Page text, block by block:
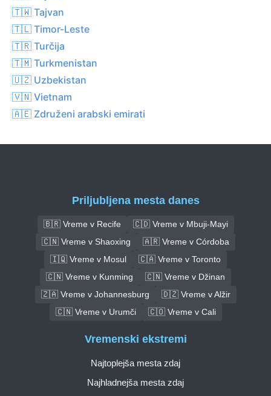
🇹🇼 Tajvan
🇹🇱 Timor-Leste
🇹🇷 Turčija
🇹🇲 Turkmenistan
🇺🇿 Uzbekistan
🇻🇳 Vietnam
🇦🇪 Združeni arabski emirati
Priljubljena mesta danes
🇧🇷 Vreme v Recife
🇨🇩 Vreme v Mbuji-Mayi
🇨🇳 Vreme v Shaoxing
🇦🇷 Vreme v Córdoba
🇮🇶 Vreme v Mosul
🇨🇦 Vreme v Toronto
🇨🇳 Vreme v Kunming
🇨🇳 Vreme v Džinan
🇿🇦 Vreme v Johannesburg
🇩🇿 Vreme v Alžir
🇨🇳 Vreme v Urumči
🇨🇴 Vreme v Cali
Vremenski ekstremi
Najtoplejša mesta zdaj
Najhladnejša mesta zdaj